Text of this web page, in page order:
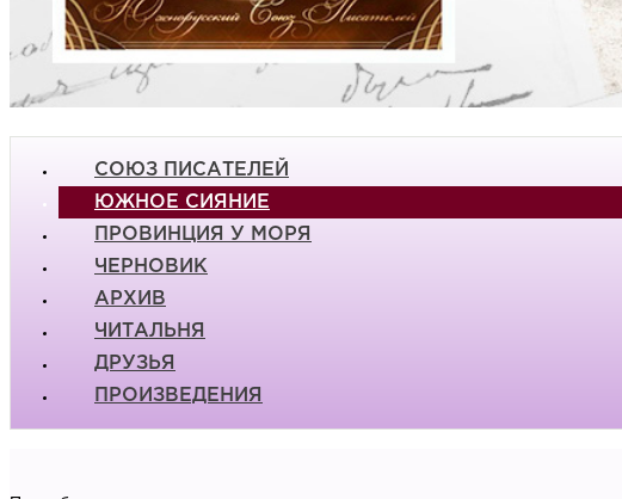
СОЮЗ ПИСАТЕЛЕЙ
ЮЖНОЕ СИЯНИЕ
ПРОВИНЦИЯ У МОРЯ
ЧЕРНОВИК
АРХИВ
ЧИТАЛЬНЯ
ДРУЗЬЯ
ПРОИЗВЕДЕНИЯ